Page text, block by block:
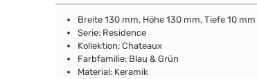
Breite 130 mm, Höhe 130 mm, Tiefe 10 mm
Serie: Residence
Kollektion: Chateaux
Farbfamilie: Blau & Grün
Material: Keramik